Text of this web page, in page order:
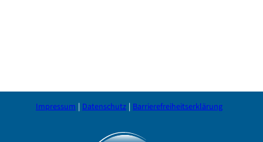
Impressum Datenschutz Barrierefreiheitserklärung